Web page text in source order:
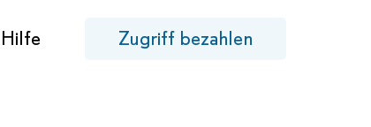
Hilfe Zugriff bezahlen